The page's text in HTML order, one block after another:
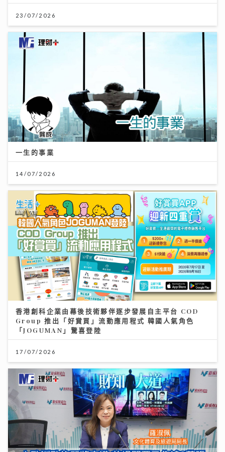
23/07/2026
一生的事業
14/07/2026
香港創科企業由幕後技術夥伴逐步發展自主平台 COD
Group 推出「好賞買」流動應用程式 韓國人氣角色
「JOGUMAN」驚喜登陸
17/07/2026